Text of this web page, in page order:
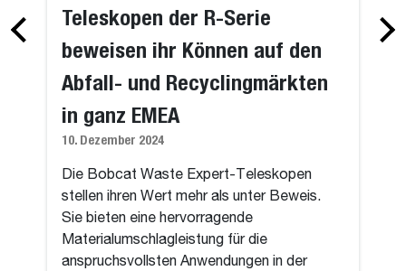
Teleskopen der R-Serie
beweisen ihr Können auf den
Abfall- und Recyclingmärkten
in ganz EMEA
10. Dezember 2024
Die Bobcat Waste Expert-Teleskopen
stellen ihren Wert mehr als unter Beweis.
Sie bieten eine hervorragende
Materialumschlagleistung für die
anspruchsvollsten Anwendungen in der